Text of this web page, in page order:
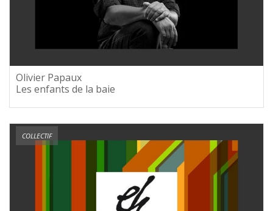
Olivier Papaux
Les enfants de la baie
COLLECTIF